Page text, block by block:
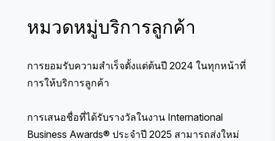
หมวดหมู่บริการลูกค้า
การยอมรับความสำเร็จตั้งแต่ต้นปี 2024 ในทุกหน้าที่
การให้บริการลูกค้า
การเสนอชื่อที่ได้รับรางวัลในงาน International
Business Awards® ประจำปี 2025 สามารถส่งใหม่